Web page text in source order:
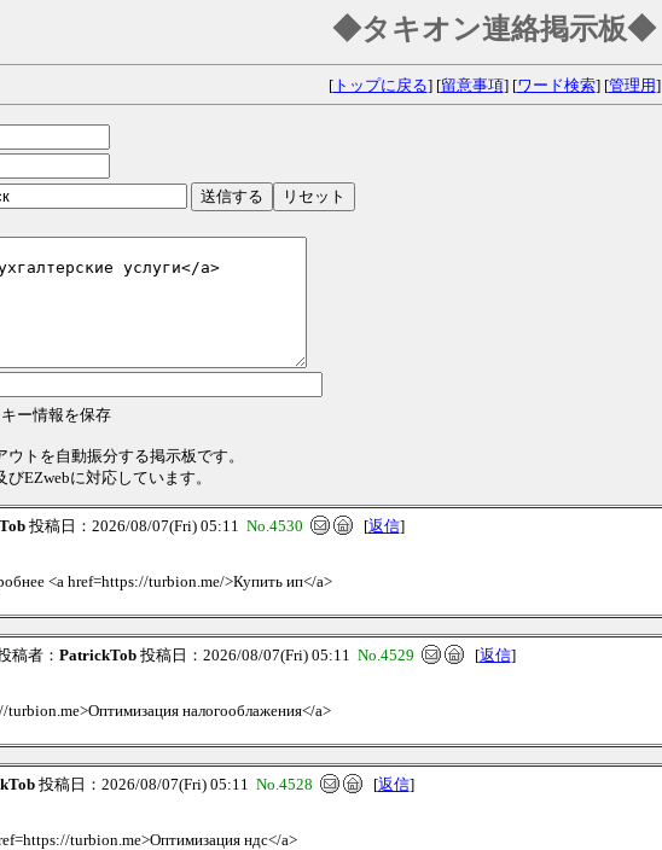
◆タキオン連絡掲示板◆
[トップに戻る] [留意事項] [ワード検索] [管理用]
ー情報を保存
トを自動振分する掲示板です。
EZwebに対応しています。
投稿日：2026/08/07(Fri) 05:11 No.4530 [返信]
<a href=https://turbion.me/>Купить ип</a>
稿者： PatrickTob投稿日：2026/08/07(Fri) 05:11 No.4529 [返信]
turbion.me>Оптимизация налогооблажения</a>
投稿日：2026/08/07(Fri) 05:11 No.4528 [返信]
turbion.me>Оптимизация ндс</a>